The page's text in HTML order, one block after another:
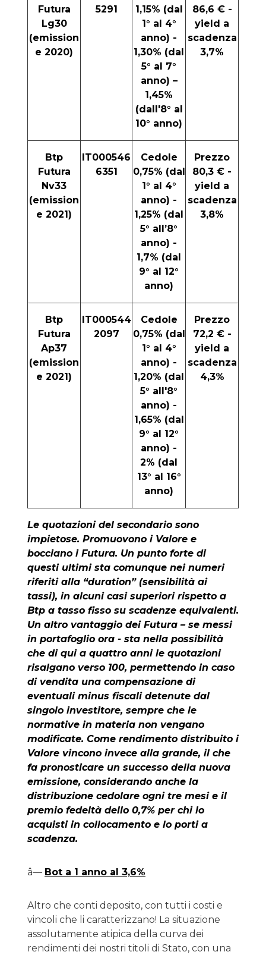
Futura
Lg30
(emission
e 2020)
5291
1,15% (dal
1° al 4°
anno) -
1,30% (dal
5° al 7°
anno) –
1,45%
(dall'8° al
10° anno)
86,6 € -
yield a
scadenza
3,7%
Btp
Futura
Nv33
(emission
e 2021)
IT000546
6351
Cedole
0,75% (dal
1° al 4°
anno) -
1,25% (dal
5° all’8°
anno) -
1,7% (dal
9° al 12°
anno)
Prezzo
80,3 € -
yield a
scadenza
3,8%
Btp
Futura
Ap37
(emission
e 2021)
IT000544
2097
Cedole
0,75% (dal
1° al 4°
anno) -
1,20% (dal
5° all'8°
anno) -
1,65% (dal
9° al 12°
anno) -
2% (dal
13° al 16°
anno)
Prezzo
72,2 € -
yield a
scadenza
4,3%
Le quotazioni del secondario sono
impietose. Promuovono i Valore e
bocciano i Futura. Un punto forte di
questi ultimi sta comunque nei numeri
riferiti alla “duration” (sensibilità ai
tassi), in alcuni casi superiori rispetto a
Btp a tasso fisso su scadenze equivalenti.
Un altro vantaggio dei Futura – se messi
in portafoglio ora - sta nella possibilità
che di qui a quattro anni le quotazioni
risalgano verso 100, permettendo in caso
di vendita una compensazione di
eventuali minus fiscali detenute dal
singolo investitore, sempre che le
normative in materia non vengano
modificate. Come rendimento distribuito i
Valore vincono invece alla grande, il che
fa pronosticare un successo della nuova
emissione, considerando anche la
distribuzione cedolare ogni tre mesi e il
premio fedeltà dello 0,7% per chi lo
acquisti in collocamento e lo porti a
scadenza.
â— Bot a 1 anno al 3,6%
Altro che conti deposito, con tutti i costi e
vincoli che li caratterizzano! La situazione
assolutamente atipica della curva dei
rendimenti dei nostri titoli di Stato, con una